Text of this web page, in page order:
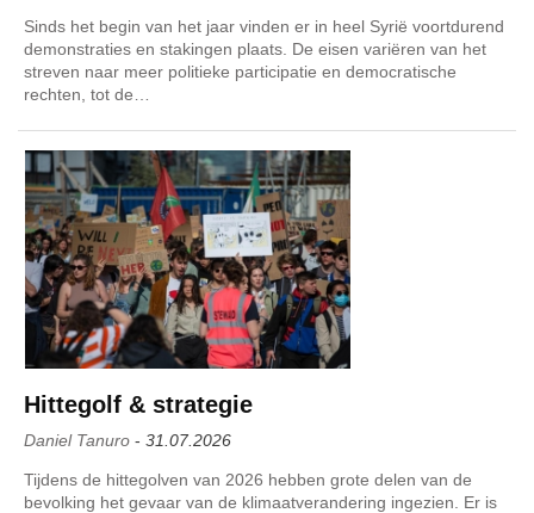
Sinds het begin van het jaar vinden er in heel Syrië voortdurend
demonstraties en stakingen plaats. De eisen variëren van het
streven naar meer politieke participatie en democratische
rechten, tot de…
Hittegolf & strategie
Daniel Tanuro - 31.07.2026
Tijdens de hittegolven van 2026 hebben grote delen van de
bevolking het gevaar van de klimaatverandering ingezien. Er is